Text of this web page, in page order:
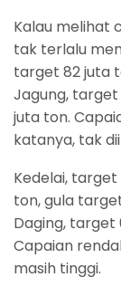
Kalau melihat
tak terlalu
target 82 juta
Jagung, target
juta ton.
katanya, tak
Kedelai,
ton, gula
Daging, target
Capaian
masih tinggi.